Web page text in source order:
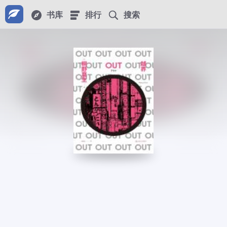
书库 排行 搜索